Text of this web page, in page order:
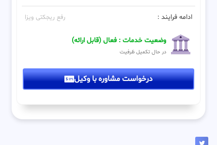
ادامه فرایند : رفع ریجکتی ویزا
وضعیت خدمات : فعال (قابل ارائه)
در حال تکمیل ظرفیت
درخواست مشاوره با وکیل